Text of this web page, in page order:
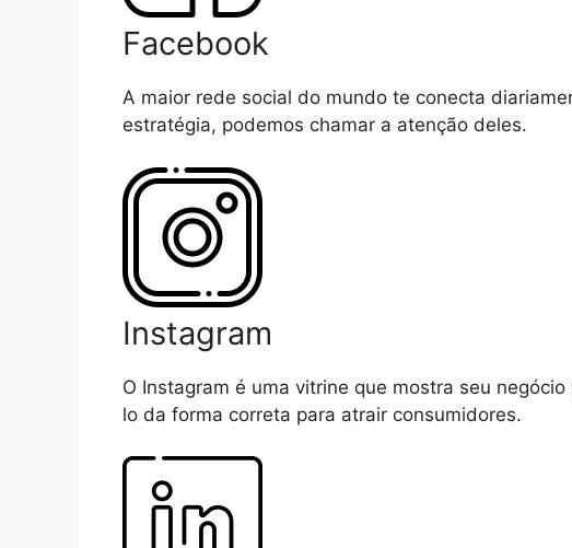
Facebook
A maior rede social do mundo te conecta
estratégia, podemos chamar a atenção deles.
Instagram
O Instagram é uma vitrine que mostra seu
lo da forma correta para atrair consumidores.